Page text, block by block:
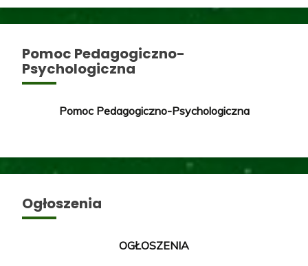
Pomoc Pedagogiczno-
Psychologiczna
Pomoc Pedagogiczno-Psychologiczna
Ogłoszenia
OGŁOSZENIA